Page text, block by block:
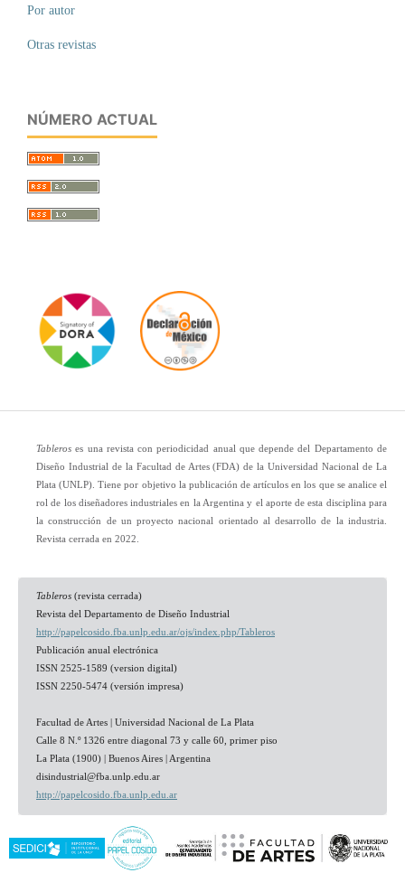
Por autor
Otras revistas
NÚMERO ACTUAL
Tableros es una revista con periodicidad anual que depende del Departamento de
Diseño Industrial de la Facultad de Artes (FDA) de la Universidad Nacional de La
Plata (UNLP). Tiene por objetivo la publicación de artículos en los que se analice el
rol de los diseñadores industriales en la Argentina y el aporte de esta disciplina para
la construcción de un proyecto nacional orientado al desarrollo de la industria.
Revista cerrada en 2022.
Tableros (revista cerrada)
Revista del Departamento de Diseño Industrial
http://papelcosido.fba.unlp.edu.ar/ojs/index.php/Tableros
Publicación anual electrónica
ISSN 2525-1589 (version digital)
ISSN 2250-5474 (versión impresa)
Facultad de Artes | Universidad Nacional de La Plata
Calle 8 N.º 1326 entre diagonal 73 y calle 60, primer piso
La Plata (1900) | Buenos Aires | Argentina
disindustrial@fba.unlp.edu.ar
http://papelcosido.fba.unlp.edu.ar